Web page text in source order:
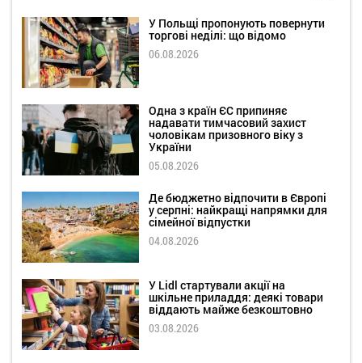
У Польщі пропонують повернути
торгові неділі: що відомо
06.08.2026
Одна з країн ЄС припиняє
надавати тимчасовий захист
чоловікам призовного віку з
України
05.08.2026
Де бюджетно відпочити в Європі
у серпні: найкращі напрямки для
сімейної відпустки
04.08.2026
У Lidl стартували акції на
шкільне приладдя: деякі товари
віддають майже безкоштовно
03.08.2026